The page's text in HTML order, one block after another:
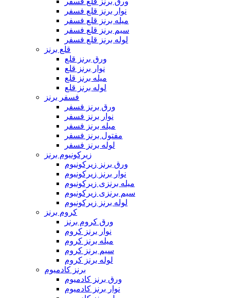
نوار برنز قلع فسفر
میله برنز قلع فسفر
سیم برنز قلع فسفر
لوله برنز قلع فسفر
قلع برنز
ورق برنز قلع
نوار برنز قلع
میله برنز قلع
لوله برنز قلع
فسفر برنز
ورق برنز فسفر
نوار برنز فسفر
میله برنز فسفر
مفتول برنز فسفر
لوله برنز فسفر
زیرکونیوم برنز
ورق برنز زیرکونیوم
نوار برنز زیرکونیوم
میله برنزی زیرکونیوم
سیم برنزی زیرکونیوم
لوله برنز زیرکونیوم
کروم برنز
ورق کروم برنز
نوار برنز کروم
میله برنز کروم
سیم برنز کروم
لوله برنز کروم
برنز کادمیوم
ورق برنز کادمیوم
نوار برنز کادمیوم